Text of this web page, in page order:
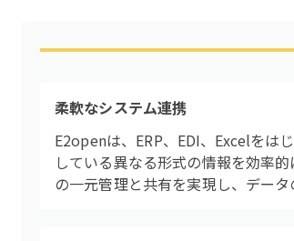
柔軟なシステム連携
E2openは、ERP、EDI、Excelをは
している異なる形式の情報を効率
の一元管理と共有を実現し、データ